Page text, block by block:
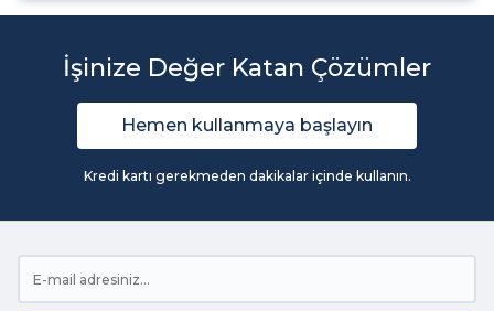
İşinize Değer Katan Çözümler
Hemen kullanmaya başlayın
Kredi kartı gerekmeden dakikalar içinde kullanın.